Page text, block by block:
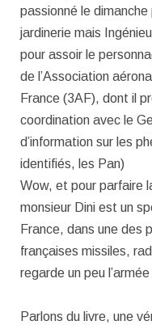
passionné le dimanche
jardinerie mais
pour assoir le
de l’Association
France (3AF), dont il
coordination avec le
d’information sur les
identifiés, les Pan)
Wow, et pour parfaire
monsieur Dini est un
France, dans une des
françaises missiles,
regarde un peu
Parlons du livre, une